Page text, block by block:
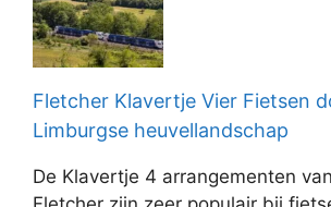
Fletcher Klavertje Vier Fietsen
Limburgse heuvellandschap
De Klavertje 4 arrangementen